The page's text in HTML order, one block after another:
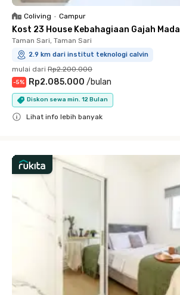
Coliving • Campur
Kost 23 House Kebahagiaan Gajah Mada
Taman Sari, Taman Sari
2.9 km dari institut teknologi calvin
mulai dari Rp2.200.000
-5% Rp2.085.000 /bulan
Diskon sewa min. 12 Bulan
Lihat info lebih banyak